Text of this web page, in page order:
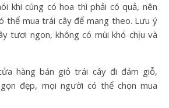
khi cúng có hoa thì phải có quả, nên
thể mua trái cây để mang theo. Lưu ý
tươi ngon, không có mùi khó chịu và
hàng bán giỏ trái cây đi đám giỗ,
đẹp, mọi người có thể chọn mua